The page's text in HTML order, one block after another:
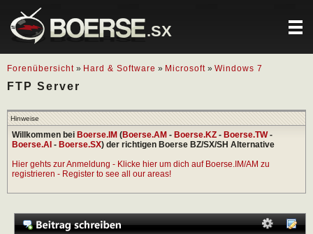
.SX
Forenübersicht » Hard & Software » Microsoft » Windows 7
FTP Server
Hinweise
Willkommen bei Boerse.IM (Boerse.AM - Boerse.KZ - Boerse.TW-
Boerse.AI - Boerse.SX) der richtigen Boerse BZ/SX/SH Alternative
Hier gehts zur Anmeldung - Klicke hier um dich auf Boerse.IM/AM zu
registrieren - Register to see all our areas!